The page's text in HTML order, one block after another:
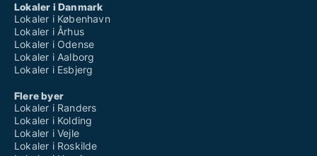
Lokaler i Danmark
Lokaler i København
Lokaler i Århus
Lokaler i Odense
Lokaler i Aalborg
Lokaler i Esbjerg
Flere byer
Lokaler i Randers
Lokaler i Kolding
Lokaler i Vejle
Lokaler i Roskilde